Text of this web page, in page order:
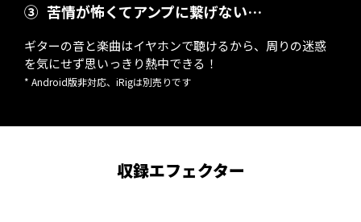
③ 苦情が怖くてアンプに繋げない…
ギターの音と楽曲はイヤホンで聴けるから、周りの迷惑
を気にせず思いっきり熱中できる！
* Android版非対応、iRigは別売りです
収録エフェクター